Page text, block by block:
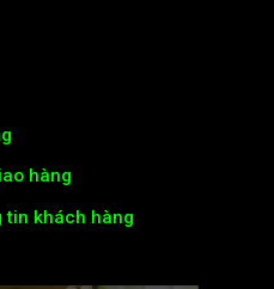
hàng
tin khách hàng